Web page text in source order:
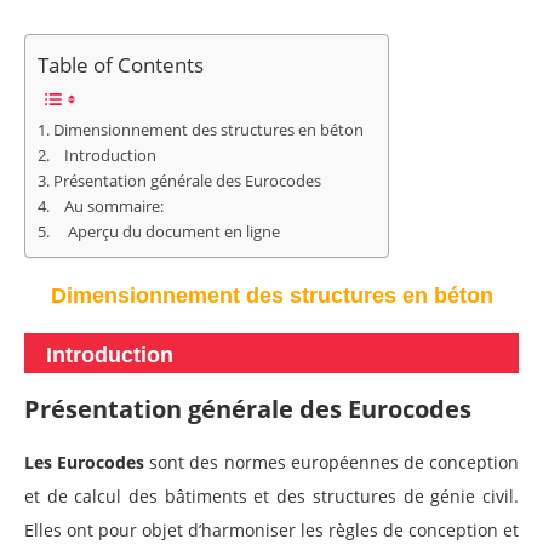
Table of Contents
Dimensionnement des structures en béton
Introduction
Présentation générale des Eurocodes
Au sommaire:
Aperçu du document en ligne
Dimensionnement des structures en béton
Introduction
Présentation générale des Eurocodes
Les Eurocodes sont des normes européennes de conception
et de calcul des bâtiments et des structures de génie civil.
Elles ont pour objet d’harmoniser les règles de conception et